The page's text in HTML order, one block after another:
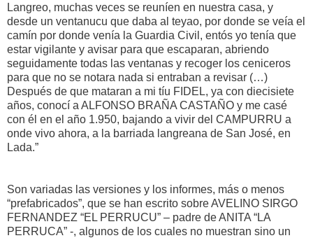
Langreo, muchas veces se reuníen en nuestra casa, y
desde un ventanucu que daba al teyao, por donde se veía el
camín por donde venía la Guardia Civil, entós yo tenía que
estar vigilante y avisar para que escaparan, abriendo
seguidamente todas las ventanas y recoger los ceniceros
para que no se notara nada si entraban a revisar (…)
Después de que mataran a mi tíu FIDEL, ya con diecisiete
años, conocí a ALFONSO BRAÑA CASTAÑO y me casé
con él en el año 1.950, bajando a vivir del CAMPURRU a
onde vivo ahora, a la barriada langreana de San José, en
Lada.”
Son variadas las versiones y los informes, más o menos
“prefabricados”, que se han escrito sobre AVELINO SIRGO
FERNANDEZ “EL PERRUCU” – padre de ANITA “LA
PERRUCA” -, algunos de los cuales no muestran sino un